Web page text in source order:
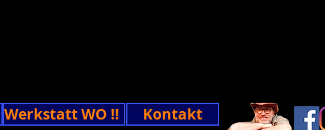
Werkstatt WO !! Kontakt